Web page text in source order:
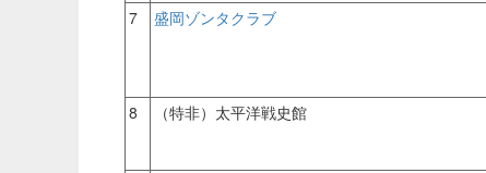
7
盛岡ゾンタクラブ
8
（特非）太平洋戦史館